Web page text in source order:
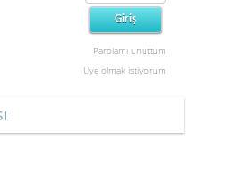
Parolamı unuttum
Üye olmak istiyorum